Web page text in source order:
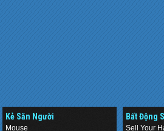
Kẻ Săn Người
Mouse
Bất Động
Sell Your